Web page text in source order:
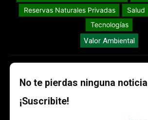
Reservas Naturales Privadas
Salud
Tecnologías
Valor Ambiental
No te pierdas ninguna noticia
¡Suscribite!